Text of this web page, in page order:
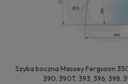
Szyba boczna Massey Ferguson
390, 390T, 393, 396, 398,